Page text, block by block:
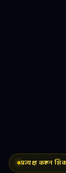
प्रत्यक्ष करून